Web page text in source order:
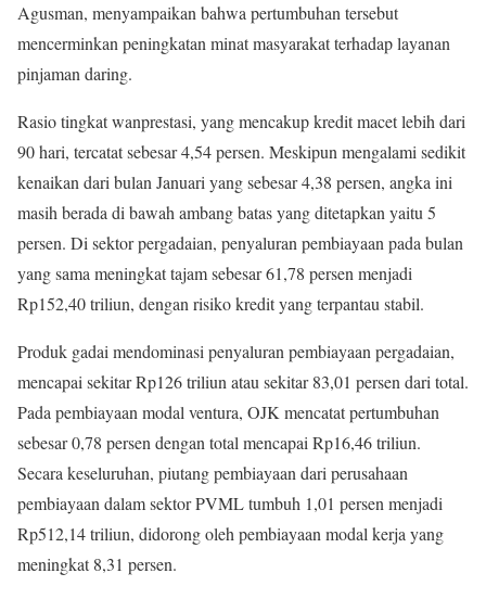
Agusman, menyampaikan bahwa pertumbuhan tersebut
mencerminkan peningkatan minat masyarakat terhadap layanan
pinjaman daring.
Rasio tingkat wanprestasi, yang mencakup kredit macet lebih dari
90 hari, tercatat sebesar 4,54 persen. Meskipun mengalami sedikit
kenaikan dari bulan Januari yang sebesar 4,38 persen, angka ini
masih berada di bawah ambang batas yang ditetapkan yaitu 5
persen. Di sektor pergadaian, penyaluran pembiayaan pada bulan
yang sama meningkat tajam sebesar 61,78 persen menjadi
Rp152,40 triliun, dengan risiko kredit yang terpantau stabil.
Produk gadai mendominasi penyaluran pembiayaan pergadaian,
mencapai sekitar Rp126 triliun atau sekitar 83,01 persen dari total.
Pada pembiayaan modal ventura, OJK mencatat pertumbuhan
sebesar 0,78 persen dengan total mencapai Rp16,46 triliun.
Secara keseluruhan, piutang pembiayaan dari perusahaan
pembiayaan dalam sektor PVML tumbuh 1,01 persen menjadi
Rp512,14 triliun, didorong oleh pembiayaan modal kerja yang
meningkat 8,31 persen.